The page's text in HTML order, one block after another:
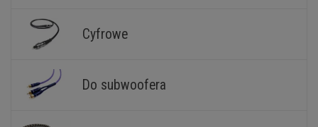
Cyfrowe
Do subwoofera